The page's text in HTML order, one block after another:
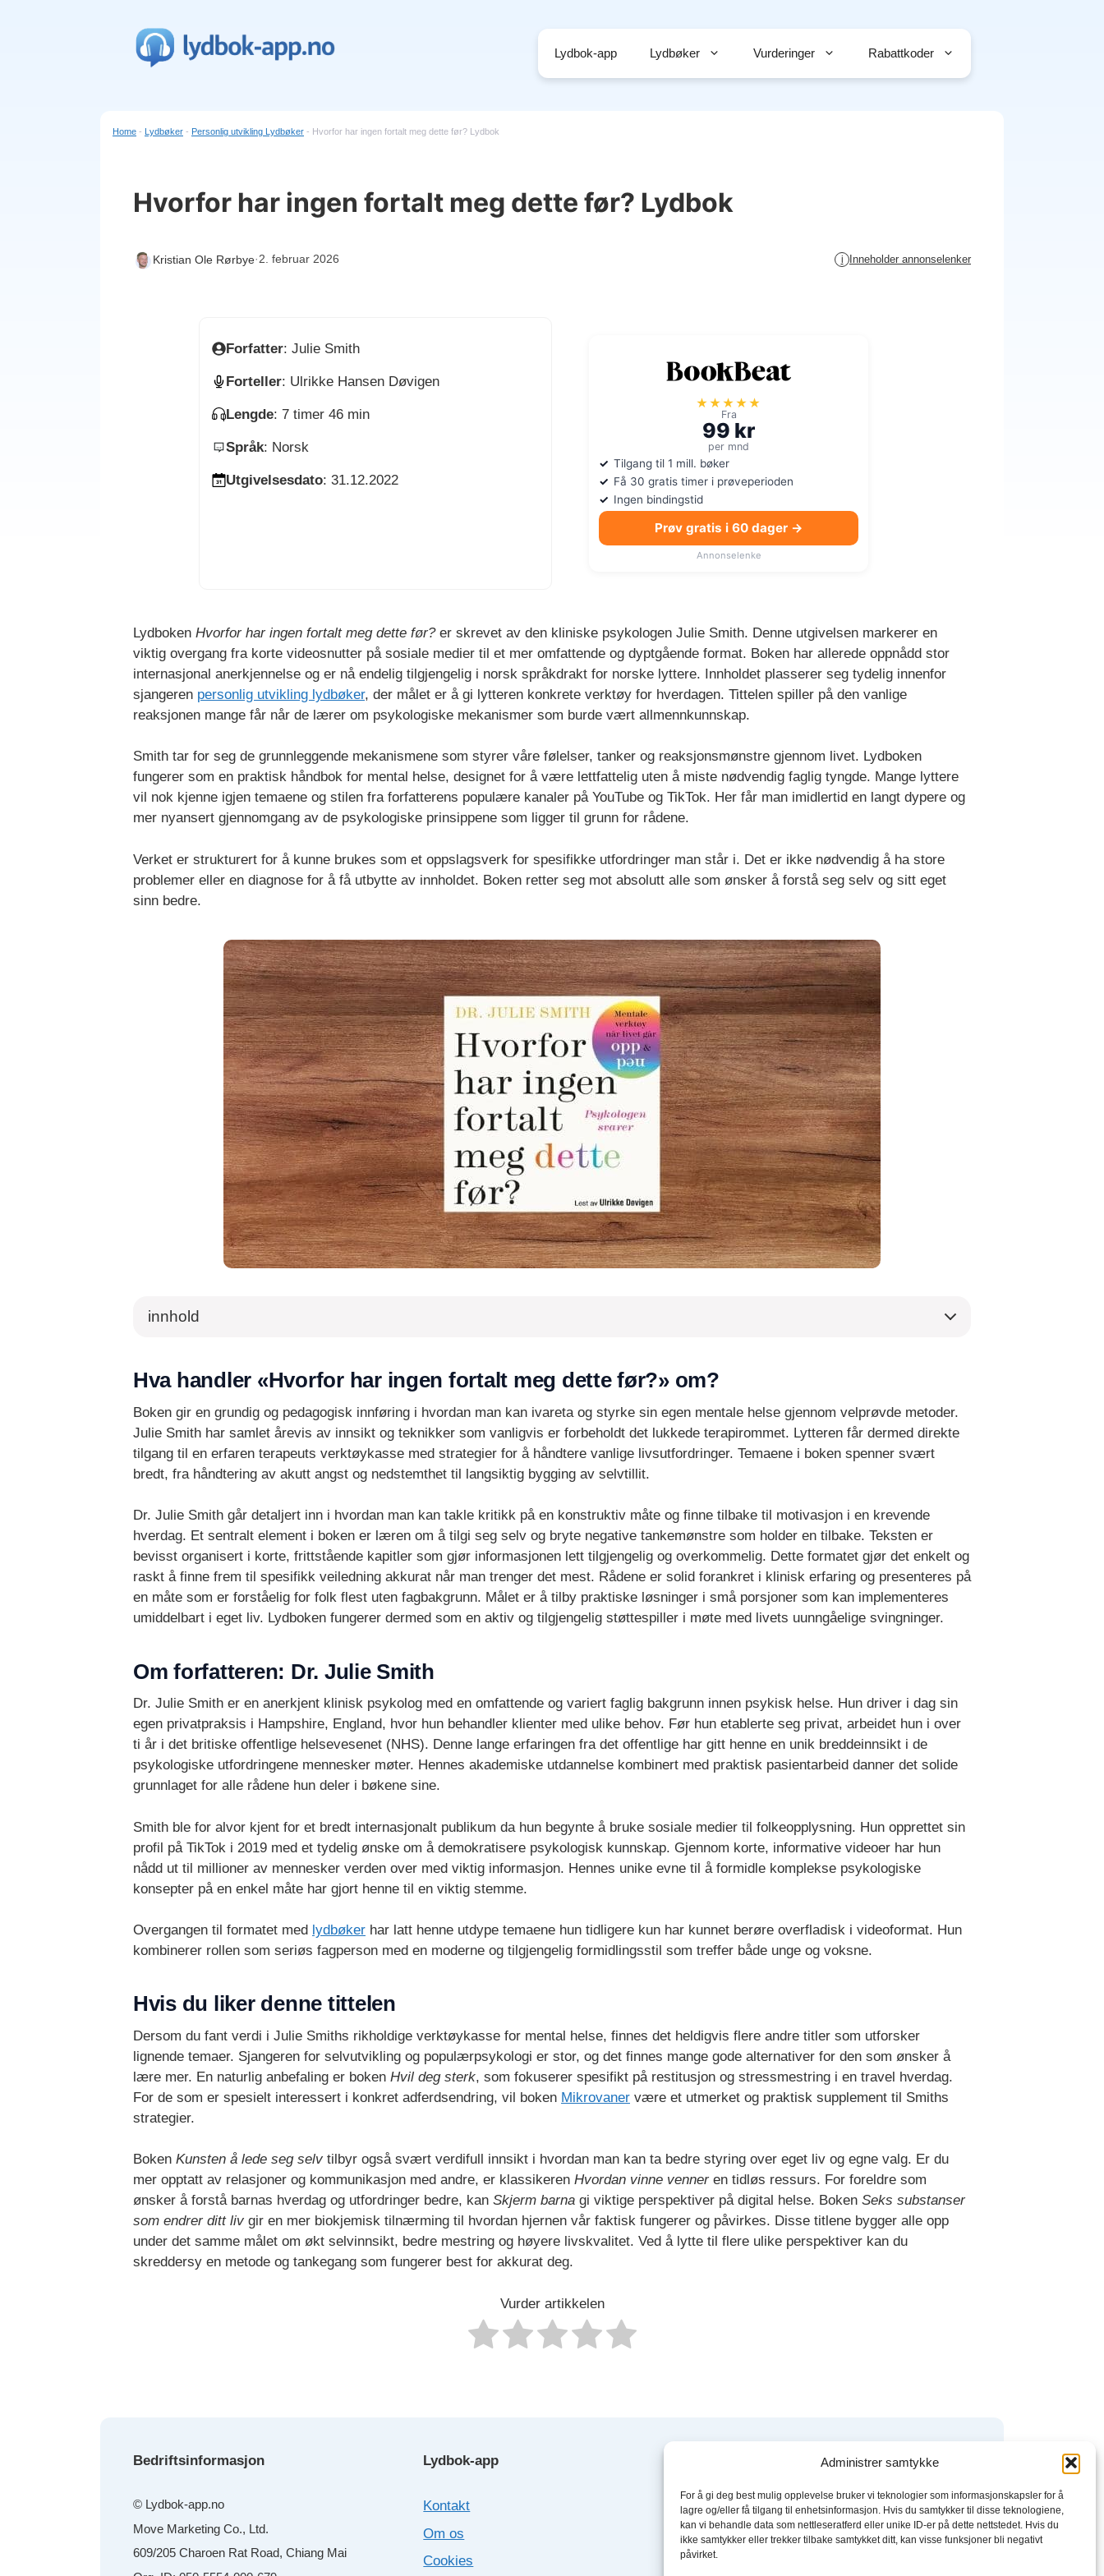
Administrer samtykke
For å gi deg best mulig opplevelse bruker vi teknologier som informasjonskapsler for å
lagre og/eller få tilgang til enhetsinformasjon. Hvis du samtykker til disse teknologiene,
kan vi behandle data som nettleseratferd eller unike ID-er på dette nettstedet. Hvis du
ikke samtykker eller trekker tilbake samtykket ditt, kan visse funksjoner bli negativt
påvirket.
Lydbok-app Lydbøker Vurderinger Rabattkoder
Home - Lydbøker - Personlig utvikling Lydbøker - Hvorfor har ingen fortalt meg dette før? Lydbok
Hvorfor har ingen fortalt meg dette før? Lydbok
Kristian Ole Rørbye·2. februar 2026 i Inneholder annonselenker
Forfatter: Julie Smith
Forteller: Ulrikke Hansen Døvigen
Lengde: 7 timer 46 min
Språk: Norsk
Utgivelsesdato: 31.12.2022
★★★★★
Fra
99 kr
per mnd
Tilgang til 1 mill. bøker
Få 30 gratis timer i prøveperioden
Ingen bindingstid
Prøv gratis i 60 dager →
Annonselenke
Lydboken Hvorfor har ingen fortalt meg dette før?er skrevet av den kliniske psykologen Julie Smith. Denne utgivelsen markerer en
viktig overgang fra korte videosnutter på sosiale medier til et mer omfattende og dyptgående format. Boken har allerede oppnådd stor
internasjonal anerkjennelse og er nå endelig tilgjengelig i norsk språkdrakt for norske lyttere. Innholdet plasserer seg tydelig innenfor
sjangeren personlig utvikling lydbøker, der målet er å gi lytteren konkrete verktøy for hverdagen. Tittelen spiller på den vanlige
reaksjonen mange får når de lærer om psykologiske mekanismer som burde vært allmennkunnskap.
Smith tar for seg de grunnleggende mekanismene som styrer våre følelser, tanker og reaksjonsmønstre gjennom livet. Lydboken
fungerer som en praktisk håndbok for mental helse, designet for å være lettfattelig uten å miste nødvendig faglig tyngde. Mange lyttere
vil nok kjenne igjen temaene og stilen fra forfatterens populære kanaler på YouTube og TikTok. Her får man imidlertid en langt dypere og
mer nyansert gjennomgang av de psykologiske prinsippene som ligger til grunn for rådene.
Verket er strukturert for å kunne brukes som et oppslagsverk for spesifikke utfordringer man står i. Det er ikke nødvendig å ha store
problemer eller en diagnose for å få utbytte av innholdet. Boken retter seg mot absolutt alle som ønsker å forstå seg selv og sitt eget
sinn bedre.
innhold
Hva handler «Hvorfor har ingen fortalt meg dette før?» om?
Boken gir en grundig og pedagogisk innføring i hvordan man kan ivareta og styrke sin egen mentale helse gjennom velprøvde metoder.
Julie Smith har samlet årevis av innsikt og teknikker som vanligvis er forbeholdt det lukkede terapirommet. Lytteren får dermed direkte
tilgang til en erfaren terapeuts verktøykasse med strategier for å håndtere vanlige livsutfordringer. Temaene i boken spenner svært
bredt, fra håndtering av akutt angst og nedstemthet til langsiktig bygging av selvtillit.
Dr. Julie Smith går detaljert inn i hvordan man kan takle kritikk på en konstruktiv måte og finne tilbake til motivasjon i en krevende
hverdag. Et sentralt element i boken er læren om å tilgi seg selv og bryte negative tankemønstre som holder en tilbake. Teksten er
bevisst organisert i korte, frittstående kapitler som gjør informasjonen lett tilgjengelig og overkommelig. Dette formatet gjør det enkelt og
raskt å finne frem til spesifikk veiledning akkurat når man trenger det mest. Rådene er solid forankret i klinisk erfaring og presenteres på
en måte som er forståelig for folk flest uten fagbakgrunn. Målet er å tilby praktiske løsninger i små porsjoner som kan implementeres
umiddelbart i eget liv. Lydboken fungerer dermed som en aktiv og tilgjengelig støttespiller i møte med livets uunngåelige svingninger.
Om forfatteren: Dr. Julie Smith
Dr. Julie Smith er en anerkjent klinisk psykolog med en omfattende og variert faglig bakgrunn innen psykisk helse. Hun driver i dag sin
egen privatpraksis i Hampshire, England, hvor hun behandler klienter med ulike behov. Før hun etablerte seg privat, arbeidet hun i over
ti år i det britiske offentlige helsevesenet (NHS). Denne lange erfaringen fra det offentlige har gitt henne en unik breddeinnsikt i de
psykologiske utfordringene mennesker møter. Hennes akademiske utdannelse kombinert med praktisk pasientarbeid danner det solide
grunnlaget for alle rådene hun deler i bøkene sine.
Smith ble for alvor kjent for et bredt internasjonalt publikum da hun begynte å bruke sosiale medier til folkeopplysning. Hun opprettet sin
profil på TikTok i 2019 med et tydelig ønske om å demokratisere psykologisk kunnskap. Gjennom korte, informative videoer har hun
nådd ut til millioner av mennesker verden over med viktig informasjon. Hennes unike evne til å formidle komplekse psykologiske
konsepter på en enkel måte har gjort henne til en viktig stemme.
Overgangen til formatet med lydbøker har latt henne utdype temaene hun tidligere kun har kunnet berøre overfladisk i videoformat. Hun
kombinerer rollen som seriøs fagperson med en moderne og tilgjengelig formidlingsstil som treffer både unge og voksne.
Hvis du liker denne tittelen
Dersom du fant verdi i Julie Smiths rikholdige verktøykasse for mental helse, finnes det heldigvis flere andre titler som utforsker
lignende temaer. Sjangeren for selvutvikling og populærpsykologi er stor, og det finnes mange gode alternativer for den som ønsker å
lære mer. En naturlig anbefaling er boken Hvil deg sterk, som fokuserer spesifikt på restitusjon og stressmestring i en travel hverdag.
For de som er spesielt interessert i konkret adferdsendring, vil boken Mikrovaner være et utmerket og praktisk supplement til Smiths
strategier.
Boken Kunsten å lede seg selv tilbyr også svært verdifull innsikt i hvordan man kan ta bedre styring over eget liv og egne valg. Er du
mer opptatt av relasjoner og kommunikasjon med andre, er klassikeren Hvordan vinne venneren tidløs ressurs. For foreldre som
ønsker å forstå barnas hverdag og utfordringer bedre, kan Skjerm barna gi viktige perspektiver på digital helse. Boken Seks substanser
som endrer ditt liv gir en mer biokjemisk tilnærming til hvordan hjernen vår faktisk fungerer og påvirkes. Disse titlene bygger alle opp
under det samme målet om økt selvinnsikt, bedre mestring og høyere livskvalitet. Ved å lytte til flere ulike perspektiver kan du
skreddersy en metode og tankegang som fungerer best for akkurat deg.
Vurder artikkelen
Bedriftsinformasjon
© Lydbok-app.no
Move Marketing Co., Ltd.
609/205 Charoen Rat Road, Chiang Mai
Lydbok-app
Kontakt
Om os
Cookies
Bookbeat
Fabel
Storytel